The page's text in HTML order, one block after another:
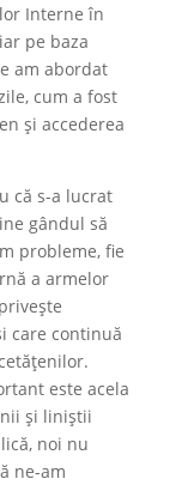
Interne în
pe baza
am abordat
cum a fost
și accederea
că s-a lucrat
gândul să
probleme, fie
a armelor
care continuă
este acela
și liniștii
noi nu
ne-am